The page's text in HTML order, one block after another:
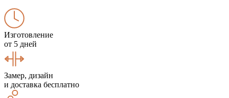
Изготовление
от 5 дней
Замер, дизайн
и доставка бесплатно